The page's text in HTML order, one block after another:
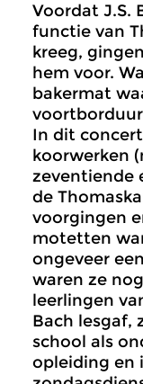
Voordat J.S.
functie van
kreeg,
hem voor.
bakermat
In dit
koorwerken
zeventiende
de
voorgingen
motetten
ongeveer
waren ze
leerlingen
Bach lesgaf,
school als
opleiding en